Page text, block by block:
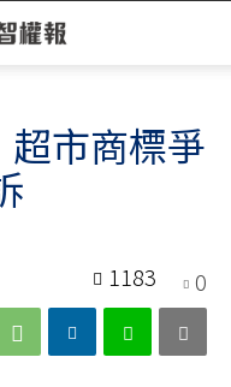
超市商標爭
0
1183